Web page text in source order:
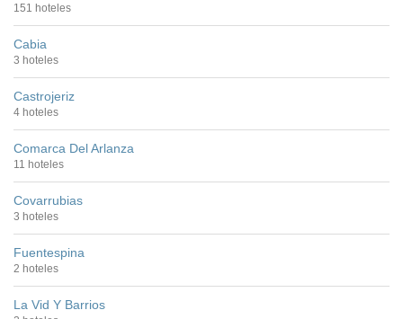
151 hoteles
Cabia
3 hoteles
Castrojeriz
4 hoteles
Comarca Del Arlanza
11 hoteles
Covarrubias
3 hoteles
Fuentespina
2 hoteles
La Vid Y Barrios